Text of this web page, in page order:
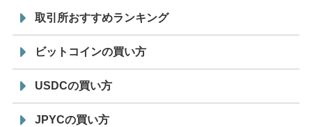
取引所おすすめランキング
ビットコインの買い方
USDCの買い方
JPYCの買い方